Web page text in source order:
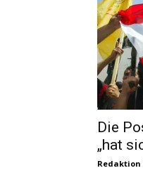
Die
„hat